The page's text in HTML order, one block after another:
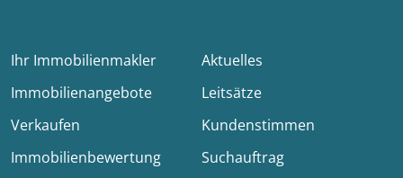
Ihr Immobilienmakler
Aktuelles
Immobilienangebote
Leitsätze
Verkaufen
Kundenstimmen
Immobilienbewertung
Suchauftrag